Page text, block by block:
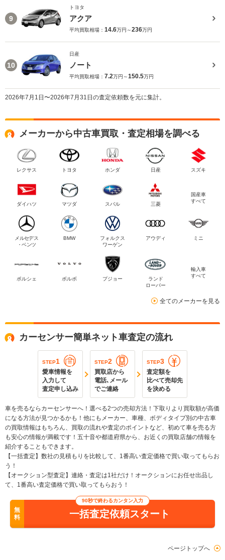
9
トヨタ
アクア
平均買取相場： 14.6万円～236万円
10
日産
ノート
平均買取相場： 7.2万円～150.5万円
2026年7月1日〜2026年7月31日の査定依頼数を元に集計。
メーカーから中古車買取・査定相場を調べる
レクサス トヨタ ホンダ 日産 スズキ
ダイハツ マツダ スバル 三菱
国産車
すべて
メルセデス
・ベンツ
BMW
フォルクス
ワーゲン
アウディ ミニ
ポルシェ ボルボ プジョー
ランド
ローバー
輸入車
すべて
全てのメーカーを見る
カーセンサー簡単ネット車査定の流れ
STEP1
愛車情報を
入力して
査定申し込み
STEP2
買取店から
電話､メール
でご連絡
STEP3
査定額を
比べて売却先
を決める
車を売るならカーセンサーへ！選べる2つの売却方法！下取りより買取額が高価
になる方法が見つかるかも！他にもメーカー、車種、ボディタイプ別の中古車
の買取情報はもちろん、買取の流れや査定のポイントなど、初めて車を売る方
も安心の情報が満載です！五十音や都道府県から、お近くの買取店舗の情報を
紹介することもできます。
【一括査定】数社の見積もりを比較して、1番高い査定価格で買い取ってもらお
う！
【オークション型査定】連絡・査定は1社だけ！オークションにお任せ出品し
て、1番高い査定価格で買い取ってもらおう！
無
料
90秒で終わるカンタン入力
一括査定依頼スタート
ページトップへ